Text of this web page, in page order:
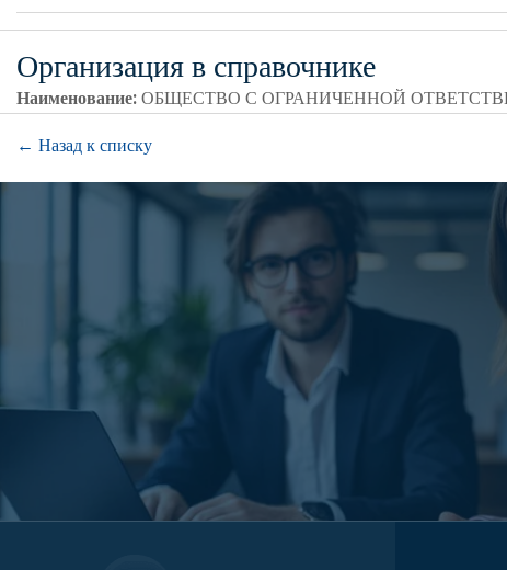
Организация в справочнике
Наименование:ОБЩЕСТВО С ОГРАНИЧЕННОЙ
← Назад к списку